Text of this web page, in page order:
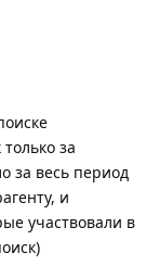
за
за весь период
и
участвовали в